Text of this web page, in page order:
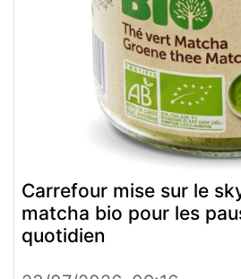
Carrefour mise sur le
matcha bio pour les
quotidien